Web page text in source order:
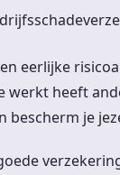
eerlijke
werkt heeft
bescherm je